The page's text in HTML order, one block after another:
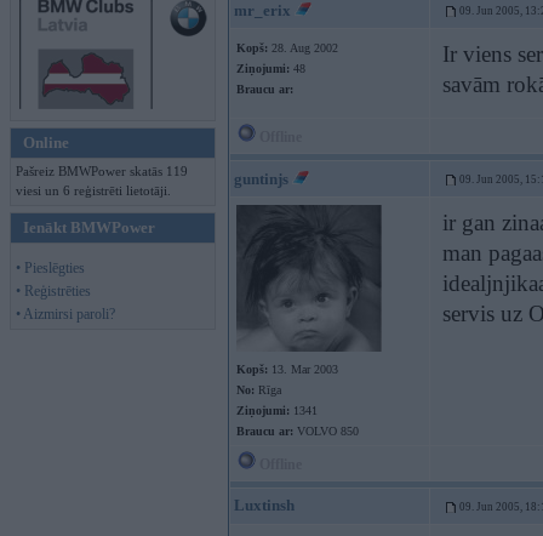
Online
Pašreiz BMWPower skatās 119
viesi un 6 reģistrēti lietotāji.
Ienākt BMWPower
• Pieslēgties
• Reģistrēties
• Aizmirsi paroli?
mr_erix 09. Jun 2005,
Kopš: 28. Aug 2002
Ziņojumi: 48
Braucu ar:
Ir viens
savām
guntinjs 09. Jun 2005,
Kopš: 13. Mar 2003
No: Rīga
Ziņojumi: 1341
Braucu ar: VOLVO 850
ir gan
man
servis uz
Luxtinsh 09. Jun 2005,